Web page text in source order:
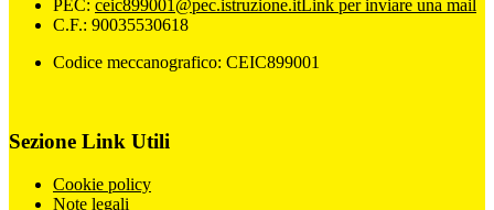
PEC: ceic899001@pec.istruzione.itLink per inviare una mail
C.F.: 90035530618
Codice meccanografico: CEIC899001
Sezione Link Utili
Cookie policy
Note legali